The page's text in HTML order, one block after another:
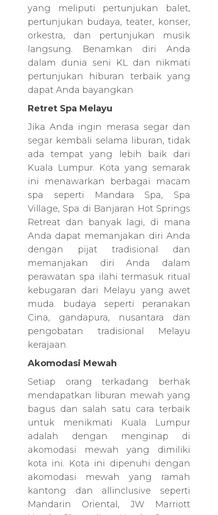
yang meliputi pertunjukan balet,
pertunjukan budaya, teater, konser,
orkestra, dan pertunjukan musik
langsung. Benamkan diri Anda
dalam dunia seni KL dan nikmati
pertunjukan hiburan terbaik yang
dapat Anda bayangkan
Retret Spa Melayu
Jika Anda ingin merasa segar dan
segar kembali selama liburan, tidak
ada tempat yang lebih baik dari
Kuala Lumpur. Kota yang semarak
ini menawarkan berbagai macam
spa seperti Mandara Spa, Spa
Village, Spa di Banjaran Hot Springs
Retreat dan banyak lagi, di mana
Anda dapat memanjakan diri Anda
dengan pijat tradisional dan
memanjakan diri Anda dalam
perawatan spa ilahi termasuk ritual
kebugaran dari Melayu yang awet
muda. budaya seperti peranakan
Cina, gandapura, nusantara dan
pengobatan tradisional Melayu
kerajaan.
Akomodasi Mewah
Setiap orang terkadang berhak
mendapatkan liburan mewah yang
bagus dan salah satu cara terbaik
untuk menikmati Kuala Lumpur
adalah dengan menginap di
akomodasi mewah yang dimiliki
kota ini. Kota ini dipenuhi dengan
akomodasi mewah yang ramah
kantong dan allinclusive seperti
Mandarin Oriental, JW Marriott